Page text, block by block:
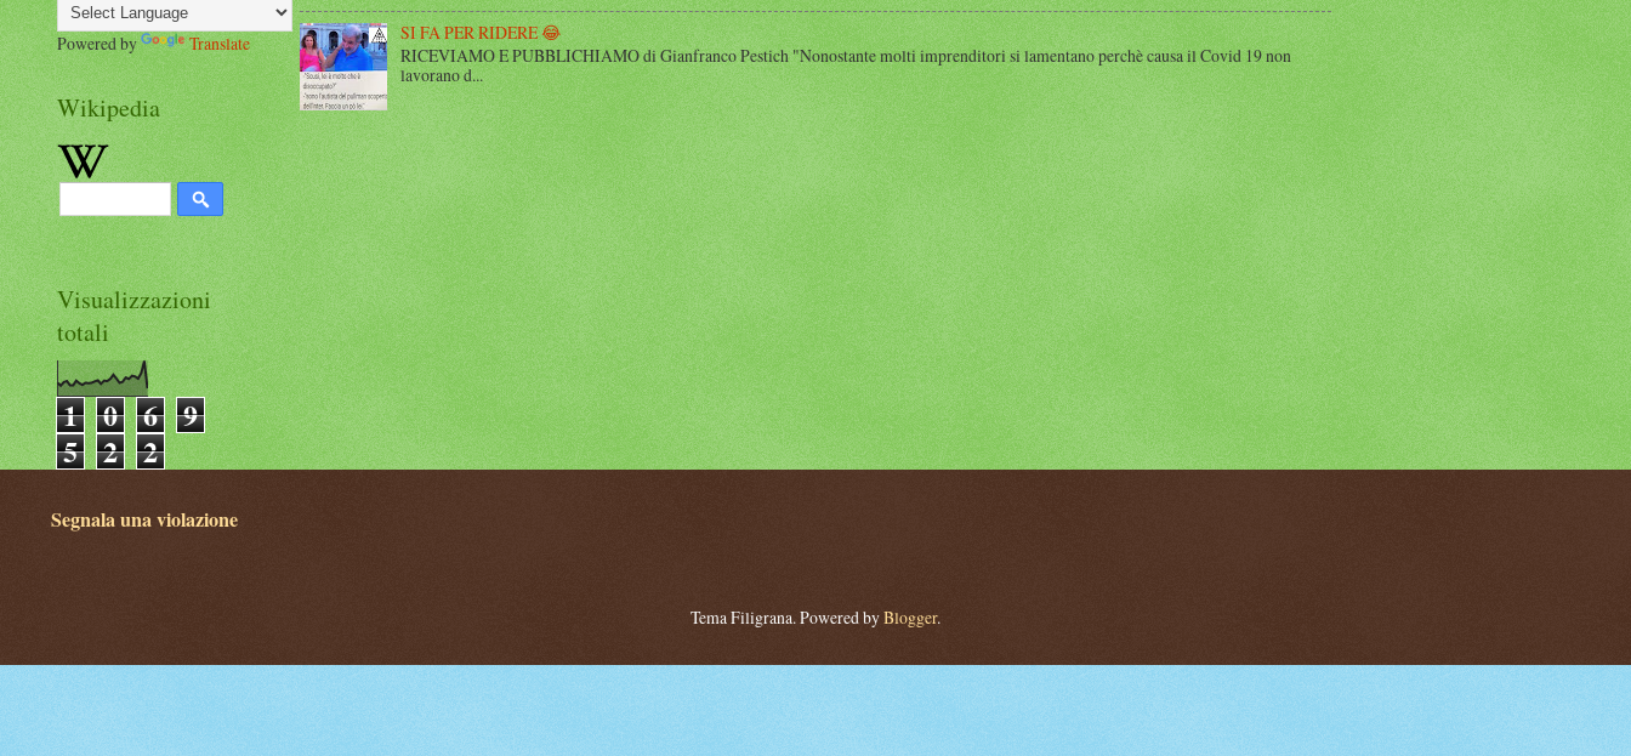
SI FA PER RIDERE 😂
RICEVIAMO E PUBBLICHIAMO di Gianfranco Pestich "Nonostante molti imprenditori si lamentano perchè causa il Covid 19 non
lavorano d...
Powered by Translate
Wikipedia
Visualizzazioni
totali
1 0 6 9
5 2 2
Segnala una violazione
Tema Filigrana. Powered byBlogger.